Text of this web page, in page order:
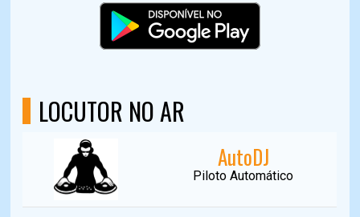
LOCUTOR NO AR
AutoDJ
Piloto Automático